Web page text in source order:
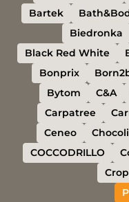
Bartek
Biedronka
Black Red White
Bonprix
Bytom
C&A
Carpatree
Ceneo
COCCODRILLO